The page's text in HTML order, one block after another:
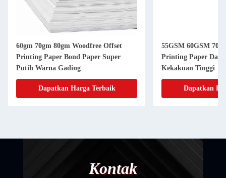
60gm 70gm 80gm Woodfree Offset
Printing Paper Bond Paper Super
Putih Warna Gading
Dapatkan Harga Terbaik
55GSM 60GSM
Printing Paper
Kekakuan Tinggi
Dapatkan
Kontak